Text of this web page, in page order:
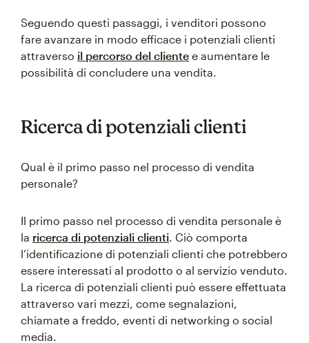
Seguendo questi passaggi, i venditori possono
fare avanzare in modo efficace i potenziali clienti
attraverso il percorso del cliente e aumentare le
possibilità di concludere una vendita.
Ricerca di potenziali clienti
Qual è il primo passo nel processo di vendita
personale?
Il primo passo nel processo di vendita personale è
la ricerca di potenziali clienti. Ciò comporta
l’identificazione di potenziali clienti che potrebbero
essere interessati al prodotto o al servizio venduto.
La ricerca di potenziali clienti può essere effettuata
attraverso vari mezzi, come segnalazioni,
chiamate a freddo, eventi di networking o social
media.